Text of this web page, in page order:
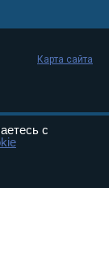
Карта сайта
с